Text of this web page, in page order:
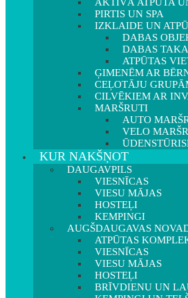
PIRTIS UN SPA
IZKLAIDE UN
DABAS
DABAS
ATPŪTAS
ĢIMENĒM AR
CEĻOTĀJU
CILVĒKIEM AR
MARŠRUTI
AUTO
VELO
KUR NAKŠŅOT
DAUGAVPILS
VIESNĪCAS
VIESU MĀJAS
HOSTEĻI
KEMPINGI
AUGŠDAUGAVAS
ATPŪTAS
VIESNĪCAS
VIESU MĀJAS
HOSTEĻI
BRĪVDIENU UN